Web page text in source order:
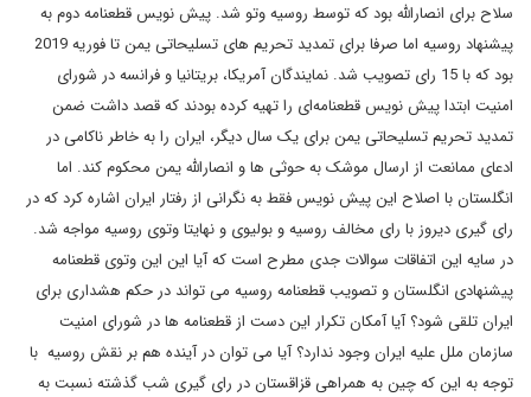
سلاح برای انصارالله بود که توسط روسیه وتو شد. پیش نویس قطعنامه دوم به
پیشنهاد روسیه اما صرفا برای تمدید تحریم های تسلیحاتی یمن تا فوریه 2019
بود که با 15 رای تصویب شد
. نمایندگان آمریکا، بریتانیا و فرانسه در شورای
امنیت ابتدا پیش نویس قطعنامهای را تهیه کرده بودند که قصد داشت ضمن
تمدید تحریم تسلیحاتی یمن برای یک سال دیگر، ایران را به خاطر ناکامی در
ادعای ممانعت از ارسال موشک به حوثی ها و انصارالله یمن محکوم کند. اما
انگلستان با اصلاح این پیش نویس فقط به نگرانی از رفتار ایران اشاره کرد که در
رای گیری دیروز با رای مخالف روسیه و بولیوی و نهایتا وتوی روسیه مواجه شد.
در سایه این اتفاقات سوالات جدی مطرح است که آیا این این وتوی قطعنامه
پیشنهادی انگلستان و تصویب قطعنامه روسیه می تواند در حکم هشداری برای
ایران تلقی شود؟ آیا آمکان تکرار این دست از قطعنامه ها در شورای امنیت
سازمان ملل علیه ایران وجود ندارد؟ آیا می توان در آینده هم بر نقش روسیه با
توجه به این که چین به همراهی قزاقستان در رای گیری شب گذشته نسبت به